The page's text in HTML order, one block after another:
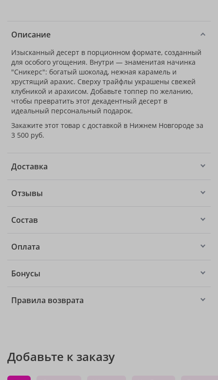
Описание
Изысканный десерт в порционном формате, созданный
для особого угощения. Внутри — знаменитая начинка
"Сникерс": богатый шоколад, нежная карамель и
хрустящий арахис. Сверху трайфлы украшены свежей
клубникой и арахисом. Добавьте топпер по желанию,
чтобы превратить этот декадентный десерт в
идеальный персональный подарок.
Закажите этот товар с доставкой в Нижнем Новгороде за
3 500 руб.
Доставка
Отзывы
Состав
Оплата
Бонусы
Правила возврата
Добавьте к заказу